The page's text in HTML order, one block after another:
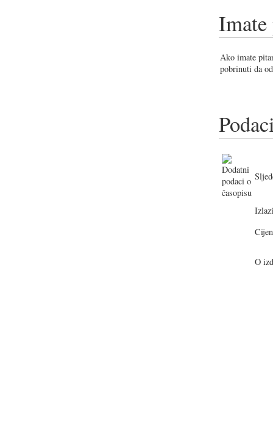
Imate
Ako imate
pobrinuti da
O